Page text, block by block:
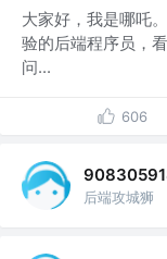
大家好，我是哪吒
验的后端程序员，
问...
606
后端攻城狮